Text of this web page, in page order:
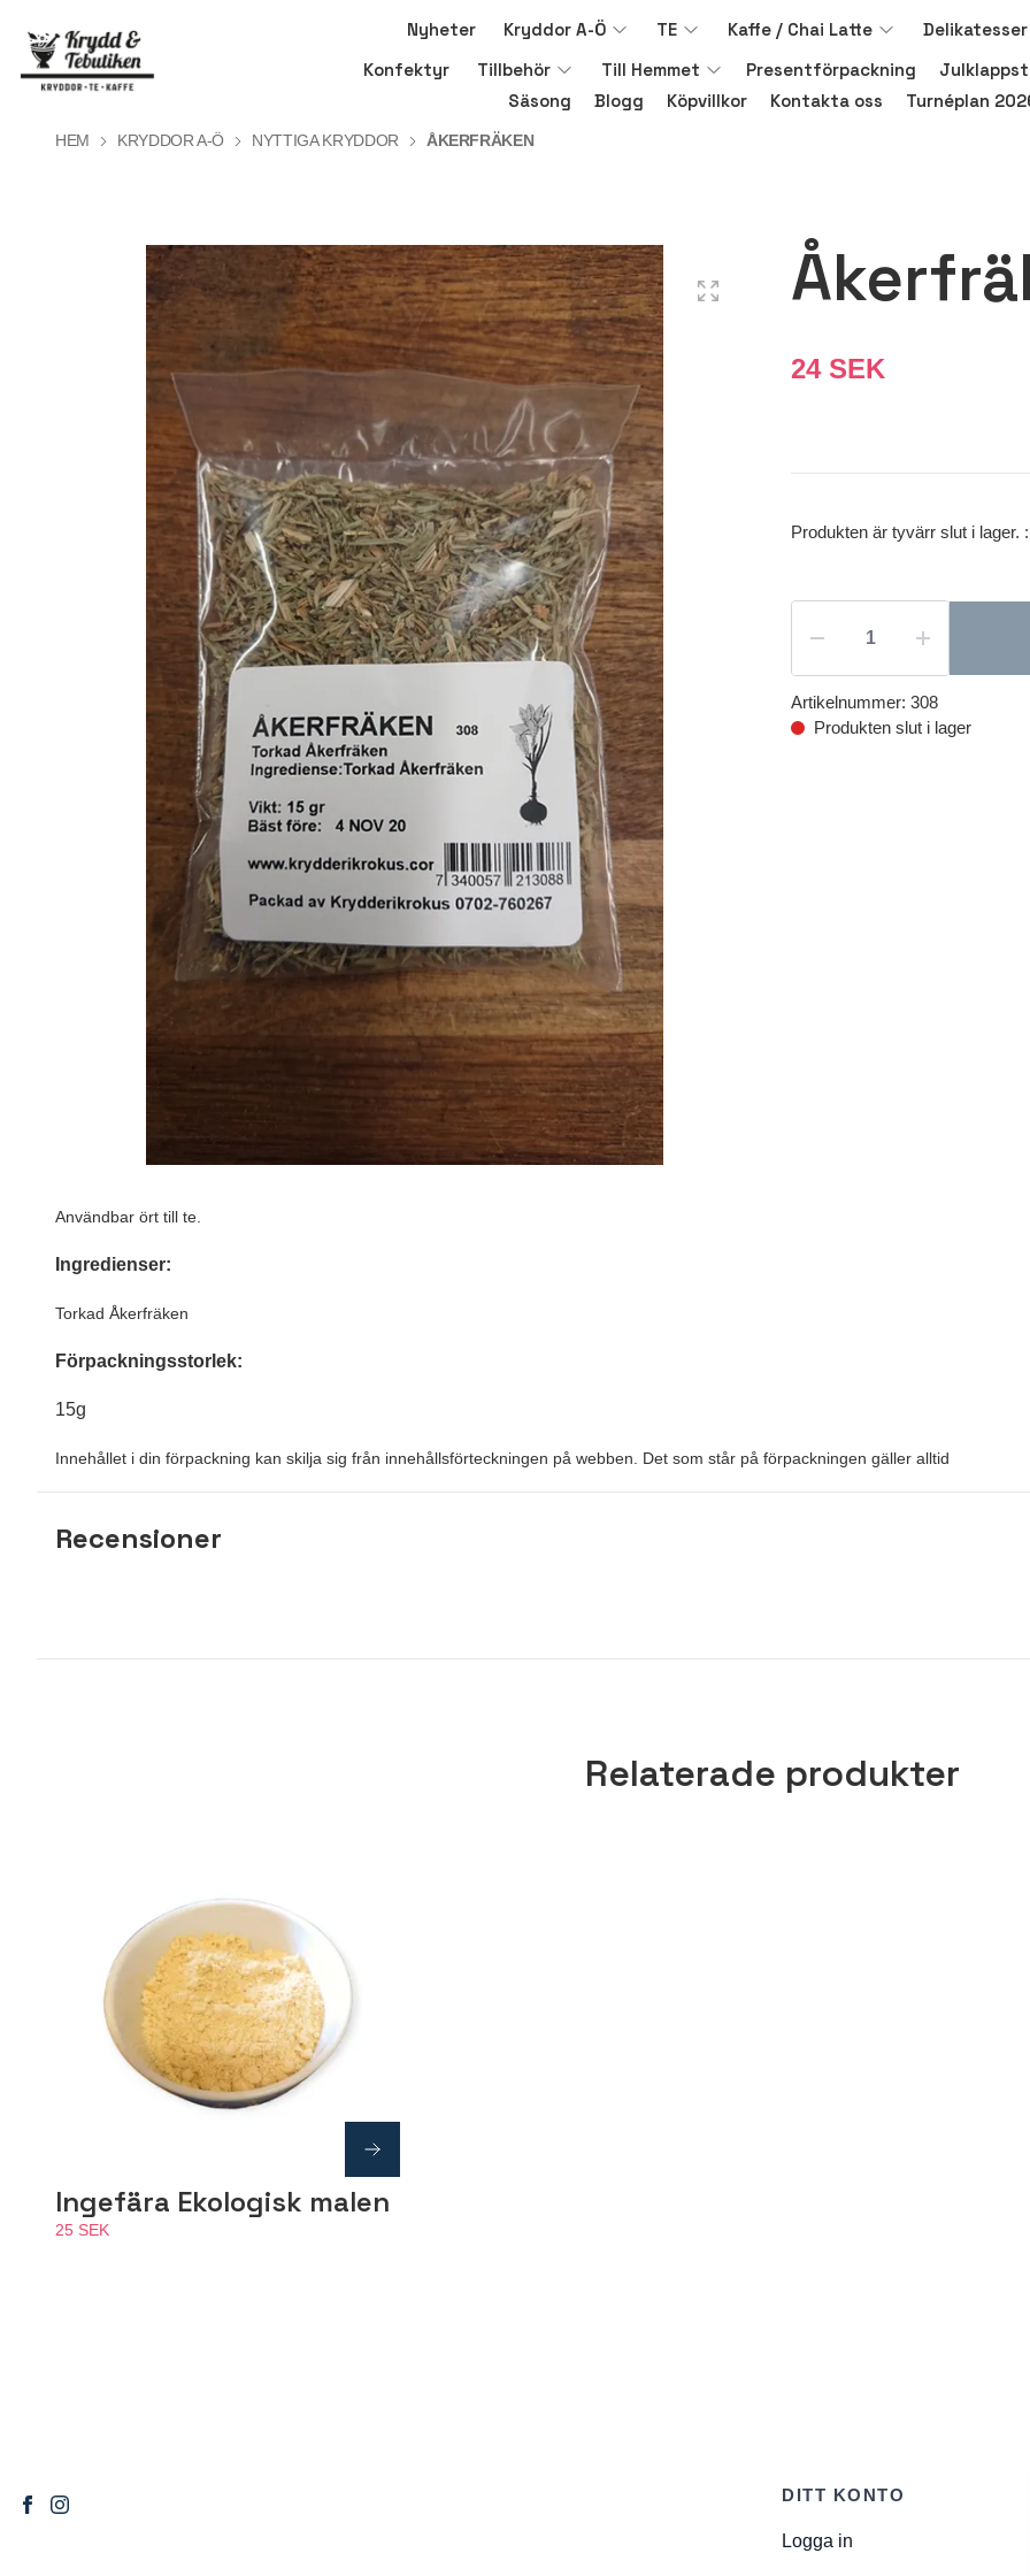
Nyheter Kryddor A-Ö TE Kaffe / Chai Latte Delikatesser
Konfektyr
Tillbehör Till Hemmet Presentförpackning
Säsong
Blogg Köpvillkor Kontakta oss Turnéplan
HEM KRYDDOR A-Ö NYTTIGA KRYDDOR ÅKERFRÄKEN
24 SEK
Produkten är tyvärr slut i lager.
Artikelnummer: 308
Produkten slut i lager
Användbar ört till te.
Ingredienser:
Torkad Åkerfräken
Förpackningsstorlek:
15g
Innehållet i din förpackning kan skilja sig från innehållsförteckningen på webben. Det som står på förpackningen gäller alltid
Recensioner
Relaterade produkter
Ingefära Ekologisk malen
25 SEK
DITT KONTO
Logga in